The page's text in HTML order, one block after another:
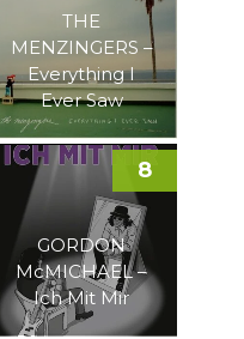
THE
MENZINGERS –
Everything I
Ever Saw
GORDON
McMICHAEL –
Ich Mit Mir
8